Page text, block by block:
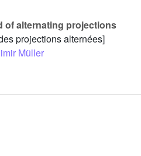
of alternating projections
projections alternées]
Müller